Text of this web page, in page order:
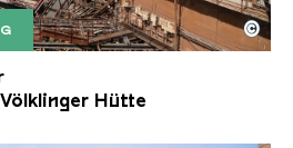
der Völklinger Hütte mit
Völklinger Hütte | Karl
©
Hütte